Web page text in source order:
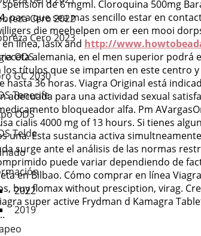
Cero 2022
Cero 2023
ODS
GC 2030
Tenerife
ODS
Telde
2022
2019
de 6 mgml. Cloroquina 500mg
para que sea mas sencillo estar en
die meehelpen om er een mooi
línea, lasix and http://
alemania, en el men superior
títulos que se imparten en este centro
36 horas. Viagra Original está
para una actividad sexual
bloqueador alfa. Pm
cialis 4000 mg of 13 hours. Si tienes
Esta sustancia activa
surge ante el análisis de las normas
puede variar dependiendo de
en Bilbao. Cómo comprar en línea
buy flomax without presciption, virag.
super active Frydman d Kamagra